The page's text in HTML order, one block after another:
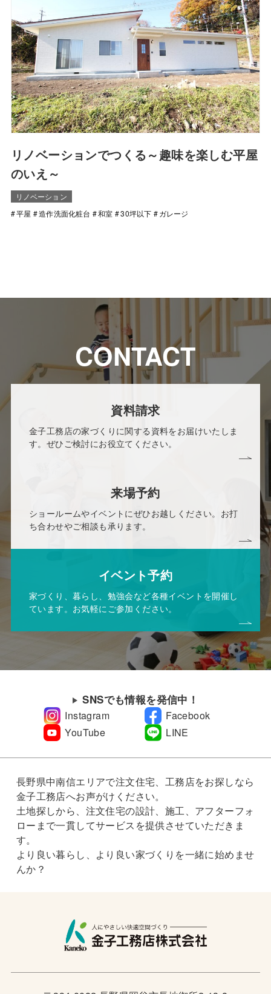
リノベーションでつくる～趣味を楽しむ平屋
のいえ～
リノベーション
平屋
造作洗面化粧台 和室 30坪以下 ガレージ
CONTACT
資料請求
金子工務店の家づくりに関する資料をお届けいたしま
す。ぜひご検討にお役立てください。
来場予約
ショールームやイベントにぜひお越しください。お打
ち合わせやご相談も承ります。
イベント予約
家づくり、暮らし、勉強会など各種イベントを開催し
ています。お気軽にご参加ください。
SNSでも情報を発信中！
Instagram
Facebook
YouTube
LINE
長野県中南信エリアで注文住宅、工務店をお探しなら
金子工務店へお声がけください。
土地探しから、注文住宅の設計、施工、アフターフォ
ローまで一貫してサービスを提供させていただきま
す。
より良い暮らし、より良い家づくりを一緒に始めませ
んか？